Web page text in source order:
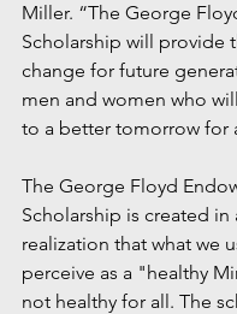
Miller. “The George
Scholarship will provide
change for future
men and women who
to a better tomorrow for
The George Floyd
Scholarship is created in
realization that what we
perceive as a "healthy
not healthy for all. The